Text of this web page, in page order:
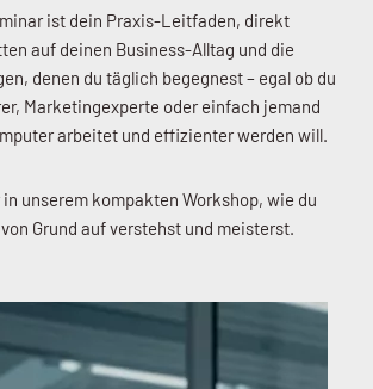
ist dein Praxis-Leitfaden, direkt
auf deinen Business-Alltag und die
denen du täglich begegnest – egal ob du
Marketingexperte oder einfach jemand
arbeitet und effizienter werden will.
unserem kompakten Workshop, wie du
Grund auf verstehst und meisterst.